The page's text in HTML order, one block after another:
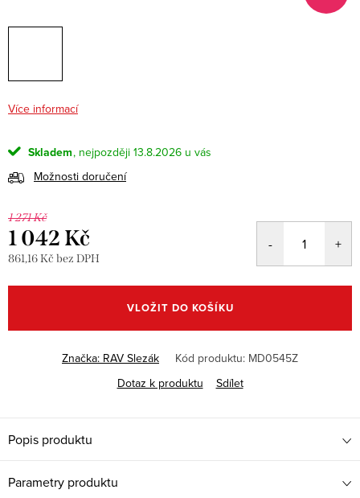
Více informací
Skladem
13.8.2026
Možnosti doručení
1 271 Kč
1 042 Kč
861,16 Kč bez DPH
cena:
VLOŽIT DO KOŠÍKU
Značka: RAV Slezák Kód produktu: MD0545Z
Dotaz k produktu
Sdílet
Popis produktu
Parametry produktu